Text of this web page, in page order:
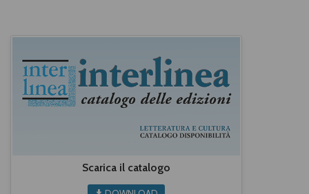
Scarica il catalogo